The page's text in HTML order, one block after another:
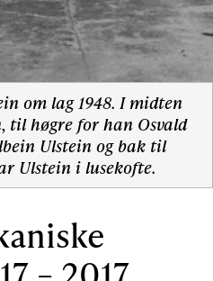
om lag 1948. I midten
til høgre for han Osvald
Ulstein og bak til
Ulstein i lusekofte.